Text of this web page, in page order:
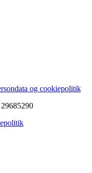
og cookiepolitik